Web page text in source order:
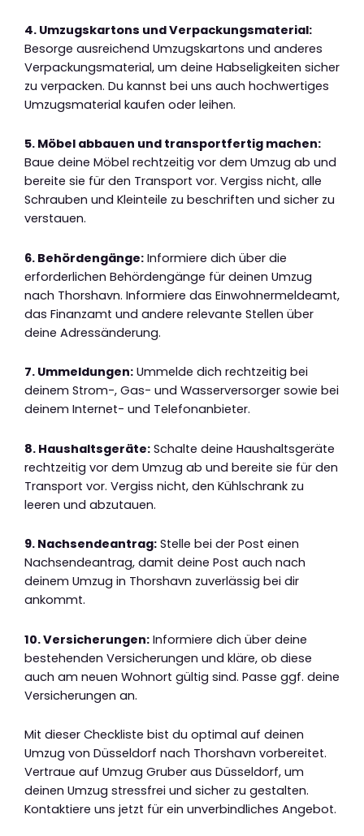
4. Umzugskartons und Verpackungsmaterial:
Besorge ausreichend Umzugskartons und anderes
Verpackungsmaterial, um deine Habseligkeiten sicher
zu verpacken. Du kannst bei uns auch hochwertiges
Umzugsmaterial kaufen oder leihen.
5. Möbel abbauen und transportfertig machen:
Baue deine Möbel rechtzeitig vor dem Umzug ab und
bereite sie für den Transport vor. Vergiss nicht, alle
Schrauben und Kleinteile zu beschriften und sicher zu
verstauen.
6. Behördengänge: Informiere dich über die
erforderlichen Behördengänge für deinen Umzug
nach Thorshavn. Informiere das Einwohnermeldeamt,
das Finanzamt und andere relevante Stellen über
deine Adressänderung.
7. Ummeldungen: Ummelde dich rechtzeitig bei
deinem Strom-, Gas- und Wasserversorger sowie bei
deinem Internet- und Telefonanbieter.
8. Haushaltsgeräte: Schalte deine Haushaltsgeräte
rechtzeitig vor dem Umzug ab und bereite sie für den
Transport vor. Vergiss nicht, den Kühlschrank zu
leeren und abzutauen.
9. Nachsendeantrag: Stelle bei der Post einen
Nachsendeantrag, damit deine Post auch nach
deinem Umzug in Thorshavn zuverlässig bei dir
ankommt.
10. Versicherungen: Informiere dich über deine
bestehenden Versicherungen und kläre, ob diese
auch am neuen Wohnort gültig sind. Passe ggf. deine
Versicherungen an.
Mit dieser Checkliste bist du optimal auf deinen
Umzug von Düsseldorf nach Thorshavn vorbereitet.
Vertraue auf Umzug Gruber aus Düsseldorf, um
deinen Umzug stressfrei und sicher zu gestalten.
Kontaktiere uns jetzt für ein unverbindliches Angebot.